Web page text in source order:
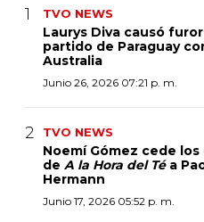
TVO NEWS
Laurys Diva causó
partido de Paraguay
Australia
Junio 26, 2026 07:21 p. m.
TVO NEWS
Noemí Gómez cede
de A la Hora del Té a
Hermann
Junio 17, 2026 05:52 p. m.